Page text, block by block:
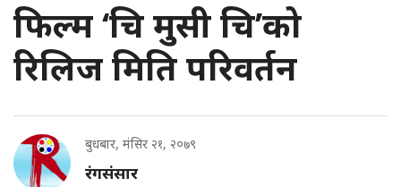
फिल्म ‘चि मुसी चि’को
रिलिज मिति परिवर्तन
बुधबार, मंसिर २१, २०७९
रंगसंसार